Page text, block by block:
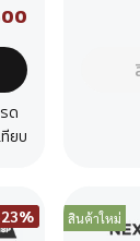
ด
ยบ
สินค้าใหม่